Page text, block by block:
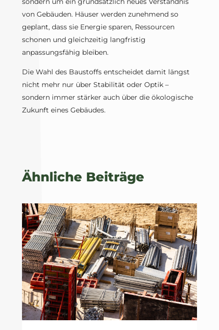
von Gebäuden. Häuser werden zunehmend so
geplant, dass sie Energie sparen, Ressourcen
schonen und gleichzeitig langfristig
anpassungsfähig bleiben.
Die Wahl des Baustoffs entscheidet damit längst
nicht mehr nur über Stabilität oder Optik –
sondern immer stärker auch über die ökologische
Zukunft eines Gebäudes.
Ähnliche Beiträge